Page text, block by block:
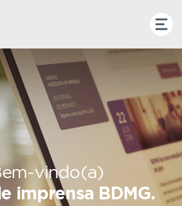
vindo(a)
imprensa BDMG.